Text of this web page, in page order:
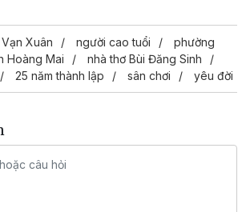
Xuân người cao tuổi
phường
Hoàng Mai
nhà thơ Bùi Đăng Sinh
25 năm thành lập sân chơi yêu đời